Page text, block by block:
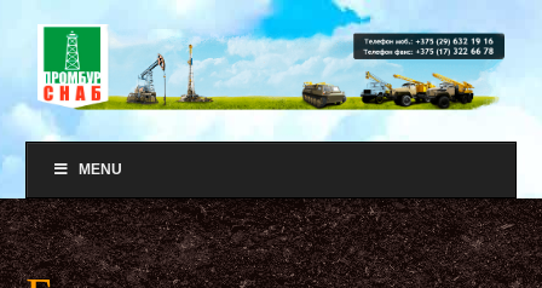
MENU